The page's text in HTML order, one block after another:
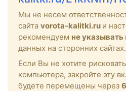
Мы не несем
сайта vorota-kalitki.ru и
рекомендуем не указывать
данных на сторонних сайтах.
Если Вы не хотите
компьютера, закройте эту
будете перемещены через 6